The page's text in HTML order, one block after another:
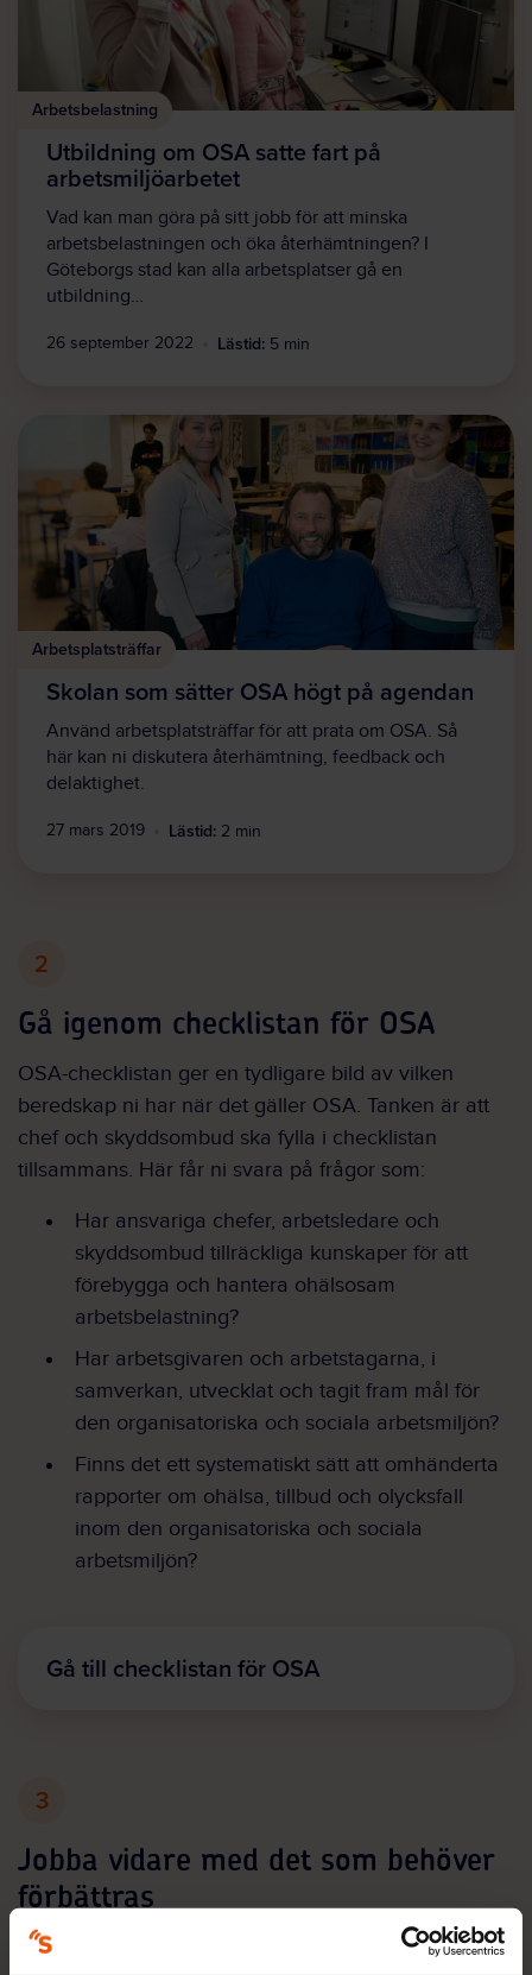
Arbetsbelastning
Utbildning om OSA satte fart på
arbetsmiljöarbetet
Vad kan man göra på sitt jobb för att minska
arbetsbelastningen och öka återhämtningen? I
Göteborgs stad kan alla arbetsplatser gå en
utbildning…
26 september 2022 Lästid: 5 min
Arbetsplatsträffar
Skolan som sätter OSA högt på agendan
Använd arbetsplatsträffar för att prata om OSA. Så
här kan ni diskutera återhämtning, feedback och
delaktighet.
27 mars 2019 Lästid: 2 min
2
Gå igenom checklistan för OSA
OSA-checklistan ger en tydligare bild av vilken
beredskap ni har när det gäller OSA. Tanken är att
chef och skyddsombud ska fylla i checklistan
tillsammans. Här får ni svara på frågor som:
Har ansvariga chefer, arbetsledare och
skyddsombud tillräckliga kunskaper för att
förebygga och hantera ohälsosam
arbetsbelastning?
Har arbetsgivaren och arbetstagarna, i
samverkan, utvecklat och tagit fram mål för
den organisatoriska och sociala arbetsmiljön?
Finns det ett systematiskt sätt att omhänderta
rapporter om ohälsa, tillbud och olycksfall
inom den organisatoriska och sociala
arbetsmiljön?
Gå till checklistan för OSA
3
Jobba vidare med det som behöver
förbättras
Nu har din arbetsplats förhoppningsvis skapat er en